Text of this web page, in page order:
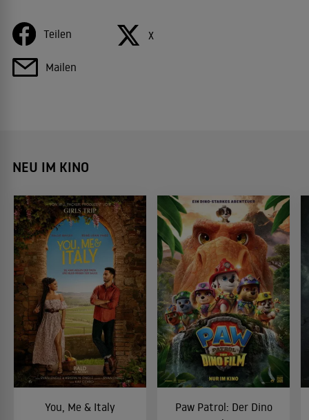
Teilen X
Mailen
NEU IM KINO
You, Me & Italy
Paw Patrol: Der Dino